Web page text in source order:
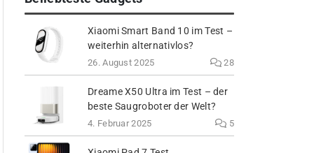
Xiaomi Smart Band 10 im Test –
weiterhin alternativlos?
26. August 2025 28
Dreame X50 Ultra im Test – der
beste Saugroboter der Welt?
4. Februar 2025 5